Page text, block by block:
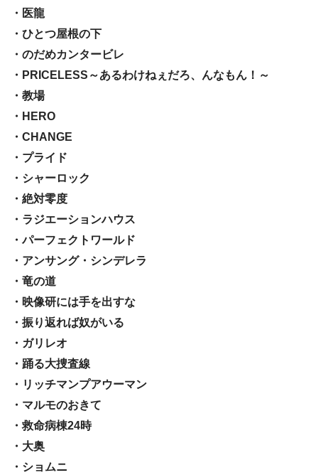
・医龍
・ひとつ屋根の下
・のだめカンタービレ
・PRICELESS～あるわけねぇだろ、んなもん！～
・教場
・HERO
・CHANGE
・プライド
・シャーロック
・絶対零度
・ラジエーションハウス
・パーフェクトワールド
・アンサング・シンデレラ
・竜の道
・映像研には手を出すな
・振り返れば奴がいる
・ガリレオ
・踊る大捜査線
・リッチマンプアウーマン
・マルモのおきて
・救命病棟24時
・大奥
・ショムニ